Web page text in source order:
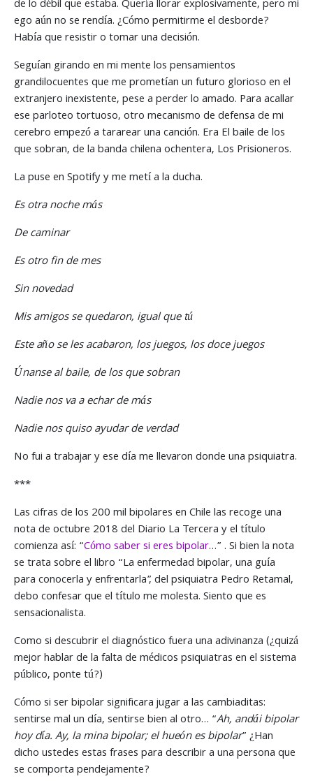
de lo débil que estaba. Quería llorar explosivamente, pero mi
ego aún no se rendía. ¿Cómo permitirme el desborde?
Había que resistir o tomar una decisión.
Seguían girando en mi mente los pensamientos
grandilocuentes que me prometían un futuro glorioso en el
extranjero inexistente, pese a perder lo amado. Para acallar
ese parloteo tortuoso, otro mecanismo de defensa de mi
cerebro empezó a tararear una canción. Era El baile de los
que sobran, de la banda chilena ochentera, Los Prisioneros.
La puse en Spotify y me metí a la ducha.
Es otra noche más
De caminar
Es otro fin de mes
Sin novedad
Mis amigos se quedaron, igual que tú
Este año se les acabaron, los juegos, los doce juegos
Únanse al baile, de los que sobran
Nadie nos va a echar de más
Nadie nos quiso ayudar de verdad
No fui a trabajar y ese día me llevaron donde una psiquiatra.
***
Las cifras de los 200 mil bipolares en Chile las recoge una
nota de octubre 2018 del Diario La Tercera y el título
comienza así: “Cómo saber si eres bipolar…” . Si bien la nota
se trata sobre el libro “La enfermedad bipolar, una guía
para conocerla y enfrentarla”, del psiquiatra Pedro Retamal,
debo confesar que el título me molesta. Siento que es
sensacionalista.
Como si descubrir el diagnóstico fuera una adivinanza (¿quizá
mejor hablar de la falta de médicos psiquiatras en el sistema
público, ponte tú?)
Cómo si ser bipolar significara jugar a las cambiaditas:
sentirse mal un día, sentirse bien al otro… “Ah, andái bipolar
hoy día. Ay, la mina bipolar; el hueón es bipolar” ¿Han
dicho ustedes estas frases para describir a una persona que
se comporta pendejamente?